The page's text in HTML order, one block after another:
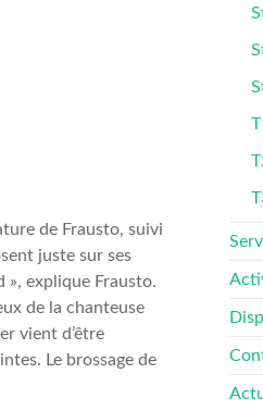
de Frausto, suivi
juste sur ses
», explique Frausto.
de la chanteuse
vient d’être
Le brossage de